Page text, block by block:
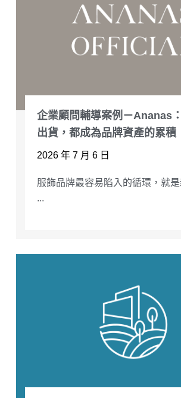
企業顧問輔導案例－Ananas
出貨，都成為品牌資產的累積
2026 年 7 月 6 日
服飾品牌最容易陷入的循環，就
...